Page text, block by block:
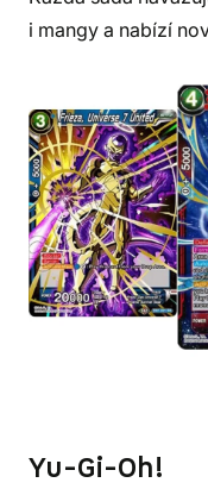
i mangy a nabízí
Yu-Gi-Oh!